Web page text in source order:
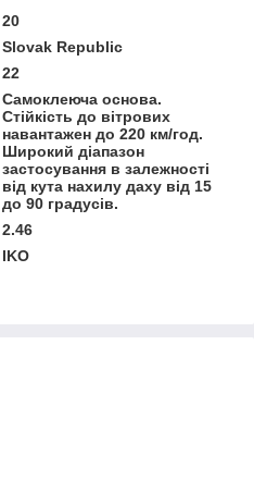
20
Slovak Republic
22
Самоклеюча основа.
Стійкість до вітрових
навантажен до 220 км/год.
Широкий діапазон
застосування в залежності
від кута нахилу даху від 15
до 90 градусів.
2.46
IKO